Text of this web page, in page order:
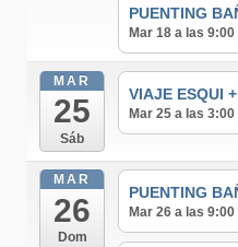
PUENTING
Mar 18 a las
MAR
25
Sáb
VIAJE ESQUI
Mar 25 a las
MAR
26
Dom
PUENTING
Mar 26 a las